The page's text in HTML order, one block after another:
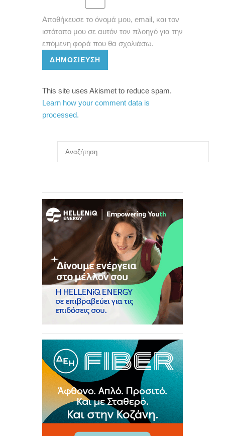
Αποθήκευσε το όνομά μου, email, και τον
ιστότοπο μου σε αυτόν τον πλοηγό για την
επόμενη φορά που θα σχολιάσω.
ΔΗΜΟΣΊΕΥΣΗ
This site uses Akismet to reduce spam.
Learn how your comment data is
processed.